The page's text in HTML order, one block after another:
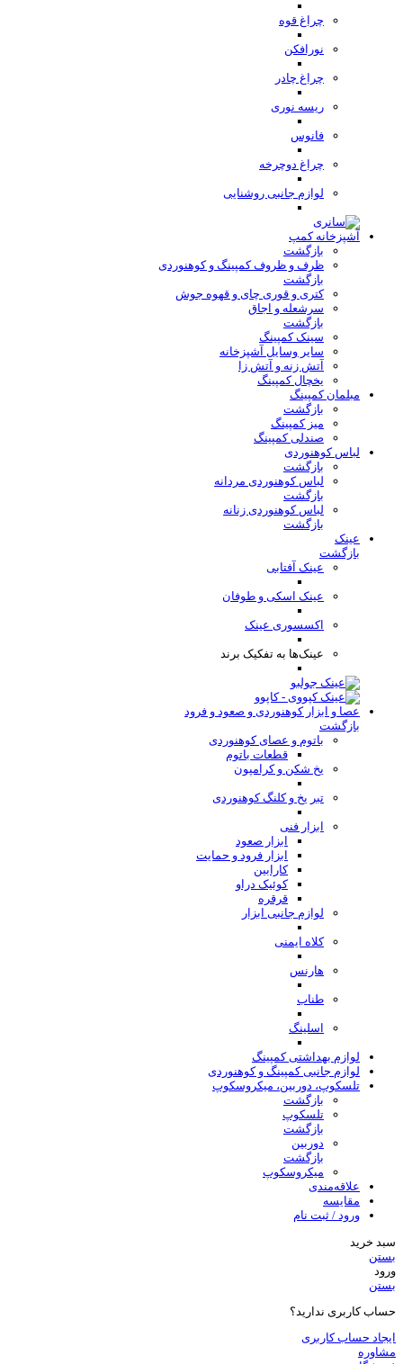
چراغ قوه
نورافکن
چراغ چادر
ریسه نوری
فانوس
چراغ دوچرخه
لوازم جانبی روشنایی
آشپزخانه کمپ
بازگشت
ظرف و ظروف کمپینگ و کوهنوردی
بازگشت
کتری و قوری چای و قهوه جوش
سرشعله و اجاق
بازگشت
سینک کمپینگ
سایر وسایل آشپزخانه
آتش زنه و آتش زا
یخچال کمپینگ
مبلمان کمپینگ
بازگشت
میز کمپینگ
صندلی کمپینگ
لباس کوهنوردی
بازگشت
لباس کوهنوردی مردانه
بازگشت
لباس کوهنوردی زنانه
بازگشت
عینک
بازگشت
عینک آفتابی
عینک اسکی و طوفان
اکسسوری عینک
عینک‌ها به تفکیک برند
عصا و ابزار کوهنوردی و صعود و فرود
بازگشت
باتوم و عصای کوهنوردی
قطعات باتوم
یخ شکن و کرامپون
تبر یخ و کلنگ کوهنوردی
ابزار فنی
ابزار صعود
ابزار فرود و حمایت
کارابین
کوئیک دراو
قرقره
لوازم جانبی ابزار
کلاه ایمنی
هارنس
طناب
اسلینگ
لوازم بهداشتی کمپینگ
لوازم جانبی کمپینگ و کوهنوردی
تلسکوپ، دوربین، میکروسکوپ
بازگشت
تلسکوپ
بازگشت
دوربین
بازگشت
میکروسکوپ
علاقه‌مندی
مقایسه
ورود / ثبت نام
سبد خرید
بستن
ورود
بستن
حساب کاربری ندارید؟
ایجاد حساب کاربری
مشاوره